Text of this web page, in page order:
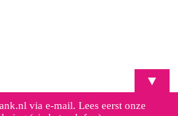
▼
via e-mail. Lees eerst onze